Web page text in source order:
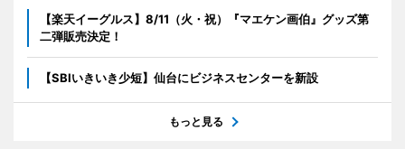
【楽天イーグルス】8/11（火・祝）『マエケン画伯』グッズ第
二弾販売決定！
【SBIいきいき少短】仙台にビジネスセンターを新設
もっと見る